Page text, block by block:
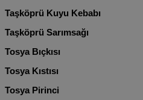
Taşköprü Kuyu Kebabı
Taşköprü Sarımsağı
Tosya Bıçkısı
Tosya Kıstısı
Tosya Pirinci